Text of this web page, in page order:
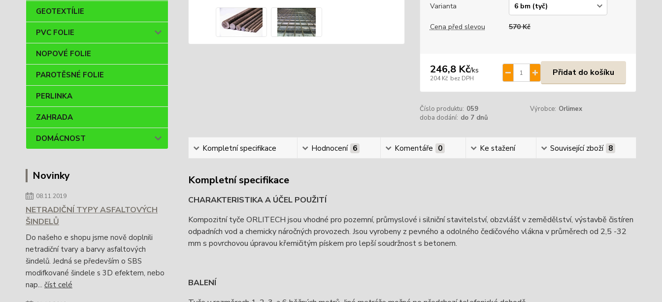
GEOTEXTÍLIE
PVC FOLIE
NOPOVÉ FOLIE
PAROTĚSNÉ FOLIE
PERLINKA
ZAHRADA
DOMÁCNOST
Novinky
08.11.2019
NETRADIČNÍ TYPY ASFALTOVÝCH
ŠINDELŮ
Do našeho e shopu jsme nově doplnili
netradiční tvary a barvy asfaltových
šindelů. Jedná se především o SBS
modifkované šindele s 3D efektem, nebo
nap... číst celé
Varianta
Cena před slevou 570 Kč
246,8 Kč/ks
204 Kč bez DPH
Přidat do košíku
Číslo produktu: 059 Výrobce: Orlimex
doba dodání: do 7 dnů
Kompletní specifikace Hodnocení 6 Komentáře 0 Ke stažení Související zboží 8
Kompletní specifikace
CHARAKTERISTIKA A ÚČEL POUŽITÍ
Kompozitní tyče ORLITECH jsou vhodné pro pozemní, průmyslové i silniční stavitelství, obzvlášť v zemědělství, výstavbě čistíren
odpadních vod a chemicky náročných provozech. Jsou vyrobeny z pevného a odolného čedičového vlákna v průměrech od 2,5 -32
mm s povrchovou úpravou křemičitým pískem pro lepší soudržnost s betonem.
BALENÍ